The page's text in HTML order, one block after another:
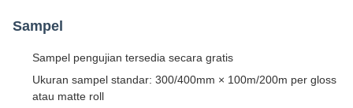
Sampel
Sampel pengujian tersedia secara gratis
Ukuran sampel standar: 300/400mm × 100m/200m per gloss
atau matte roll